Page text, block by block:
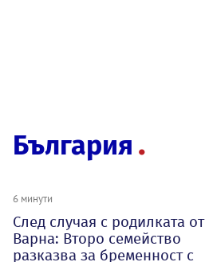
България
6 минути
След случая с родилката от
Варна: Второ семейство
разказва за бременност с